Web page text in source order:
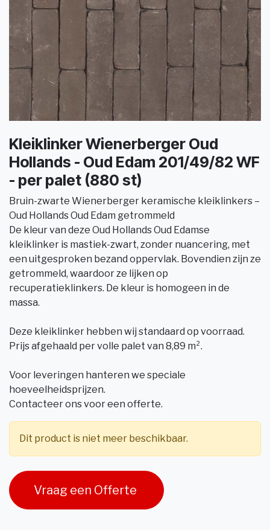
Kleiklinker Wienerberger Oud
Hollands - Oud Edam 201/49/82 WF
- per palet (880 st)
Bruin-zwarte Wienerberger keramische kleiklinkers –
Oud Hollands Oud Edam getrommeld
De kleur van deze Oud Hollands Oud Edamse
kleiklinker is mastiek-zwart, zonder nuancering, met
een uitgesproken bezand oppervlak. Bovendien zijn ze
getrommeld, waardoor ze lijken op
recuperatieklinkers. De kleur is homogeen in de
massa.
Deze kleiklinker hebben wij standaard op voorraad.
Prijs afgehaald per volle palet van 8,89 m².
Voor leveringen hanteren we speciale
hoeveelheidsprijzen.
Contacteer ons voor een offerte.
Dit product is niet meer beschikbaar.
Vraag een Offerte